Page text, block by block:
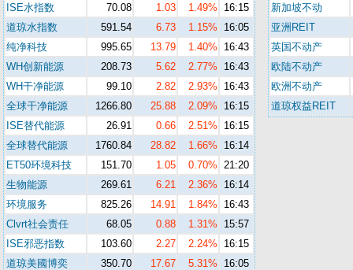
ISE水指数
70.08 1.03 1.49%
16:15
道琼水指数
591.54 6.73 1.15%
16:05
纯净科技
995.65 13.79 1.40%
16:43
WH创新能源
208.73 5.62 2.77%
16:43
WH干净能源
99.10 2.82 2.93%
16:43
全球干净能源
1266.80 25.88 2.09%
16:15
ISE替代能源
26.91 0.66 2.51%
16:15
全球替代能源
1760.84 28.82 1.66%
16:14
ET50环境科技
151.70 1.05 0.70% 21:20
生物能源
269.61 6.21 2.36%
16:14
环境服务
825.26 14.91 1.84%
16:43
Clvrt社会责任
68.05 0.88 1.31%
15:57
ISE邪恶指数
103.60 2.27 2.24%
16:15
道琼美國博奕
350.70 17.67 5.31%
16:05
新加坡不动
亚洲REIT
英国不动产
欧陆不动产
欧洲不动产
道琼权益REIT